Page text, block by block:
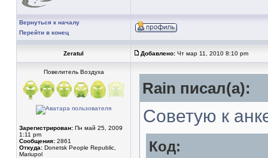
Вернуться к началу
Перейти в конец
Zeratul Добавлено: Чт мар 11, 2010 8:10 pm
Повелитель Воздуха
Зарегистрирован: Пн май 25, 2009
1:11 pm
Сообщения: 2861
Откуда: Donetsk People Republic,
Mariupol
Rain писал(а):
Советую к
Код: